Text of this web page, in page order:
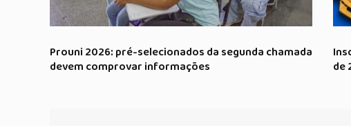
Prouni 2026: pré-selecionados da segunda chamada
devem comprovar informações
de